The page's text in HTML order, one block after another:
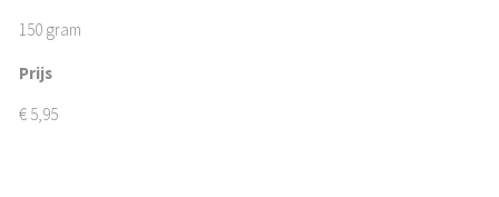
150 gram
Prijs
€ 5,95